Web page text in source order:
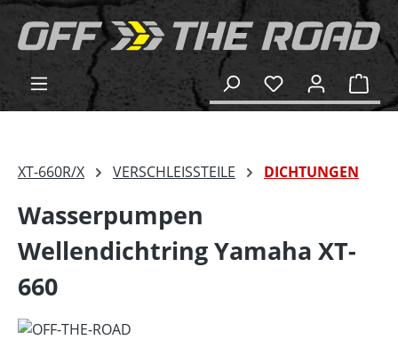
springen
XT-660R/X VERSCHLEISSTEILE DICHTUNGEN
Wasserpumpen
Wellendichtring Yamaha XT-
660